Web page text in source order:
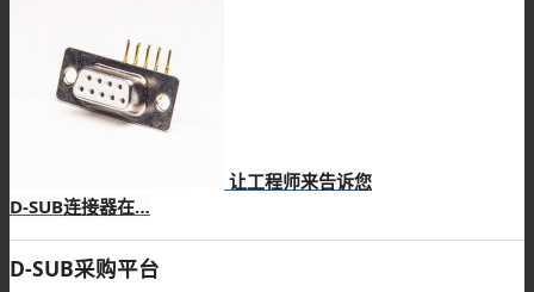
让工程师来告诉您
D-SUB连接器在…
D-SUB采购平台